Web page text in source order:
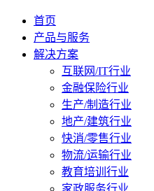
首页
产品与服务
解决方案
互联网/IT行业
金融保险行业
生产/制造行业
地产/建筑行业
快消/零售行业
物流/运输行业
教育培训行业
家政服务行业